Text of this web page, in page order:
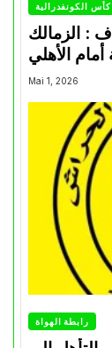
كأس الكونفدرالية
: الزمالك
Mai 1, 2026
رابطة الهواة